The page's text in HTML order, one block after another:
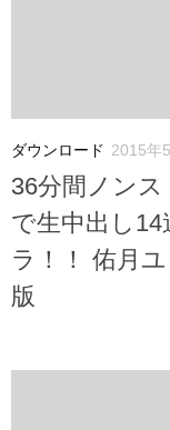
ダウンロード 2015年
36分間ノン
で生中出し
ラ！！ 佑月
版